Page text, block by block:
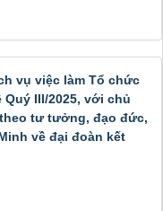
vụ việc làm Tổ chức
III/2025, với chủ
tư tưởng, đạo đức,
về đại đoàn kết